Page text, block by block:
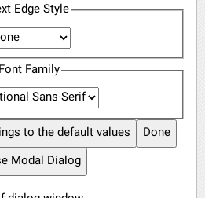
Edge Style
Font Family
to the default values
Done
Modal Dialog